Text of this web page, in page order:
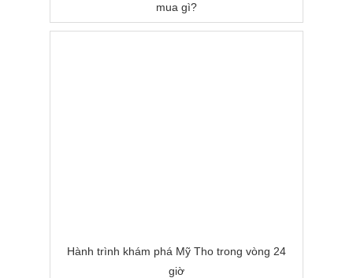
mua gì?
Hành trình khám phá Mỹ Tho trong vòng 24
giờ